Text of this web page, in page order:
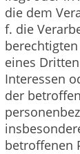
die dem
f. die
eines
Interessen
der
betroffenen